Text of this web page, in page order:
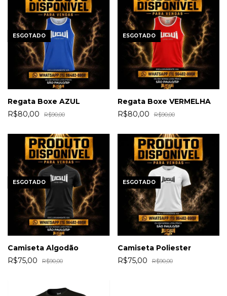
ESGOTADO
Regata Boxe AZUL
R$80,00
R$90,00
ESGOTADO
Regata Boxe VERMELHA
R$80,00
R$90,00
ESGOTADO
Camiseta Algodão
R$75,00
R$90,00
ESGOTADO
Camiseta Poliester
R$75,00
R$90,00